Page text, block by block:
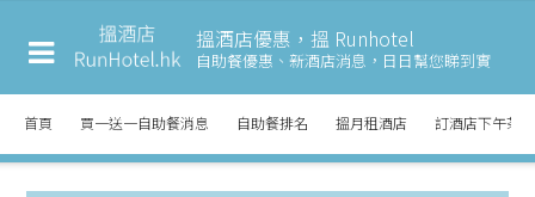
搵酒店優惠，搵 Runhotel
自助餐優惠、新酒店消息， 日日幫您睇到實
首頁 買一送一自助餐消息 自助餐排名 搵月租酒店 訂酒店下午茶